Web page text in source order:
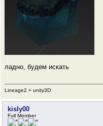
ладно, будем искать
Lineage2 + unity3D
kisly00
Full Member